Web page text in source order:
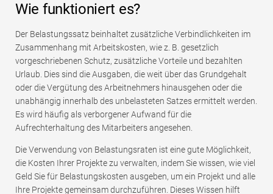
Wie funktioniert es?
Der Belastungssatz beinhaltet zusätzliche Verbindlichkeiten im
Zusammenhang mit Arbeitskosten, wie z. B. gesetzlich
vorgeschriebenen Schutz, zusätzliche Vorteile und bezahlten
Urlaub. Dies sind die Ausgaben, die weit über das Grundgehalt
oder die Vergütung des Arbeitnehmers hinausgehen oder die
unabhängig innerhalb des unbelasteten Satzes ermittelt werden.
Es wird häufig als verborgener Aufwand für die
Aufrechterhaltung des Mitarbeiters angesehen.
Die Verwendung von Belastungsraten ist eine gute Möglichkeit,
die Kosten Ihrer Projekte zu verwalten, indem Sie wissen, wie viel
Geld Sie für Belastungskosten ausgeben, um ein Projekt und alle
Ihre Projekte gemeinsam durchzuführen. Dieses Wissen hilft